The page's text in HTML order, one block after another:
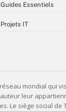
Guides Essentiels
Projets IT